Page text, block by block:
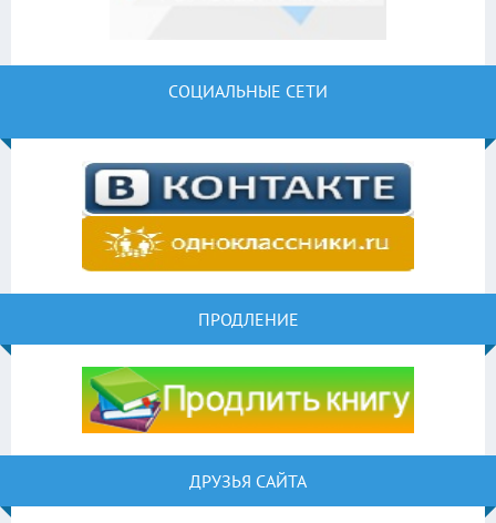
СОЦИАЛЬНЫЕ СЕТИ
ПРОДЛЕНИЕ
ДРУЗЬЯ САЙТА